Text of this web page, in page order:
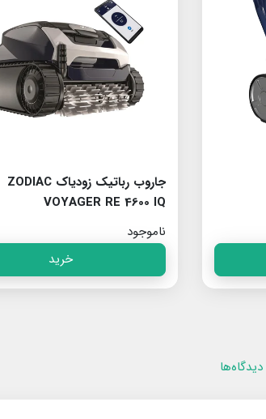
جاروب رباتیک زودیاک ZODIAC
VOYAGER RE 4600 IQ
ناموجود
خرید
دیدگاه‌ها